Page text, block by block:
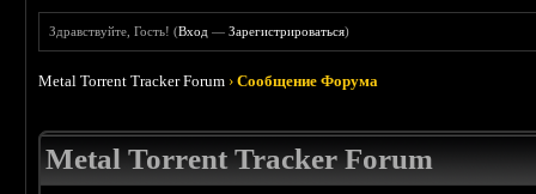
Здравствуйте, Гость! (Вход —Зарегистрироваться)
Metal Torrent Tracker Forum ›Сообщение Форума
Metal Torrent Tracker Forum